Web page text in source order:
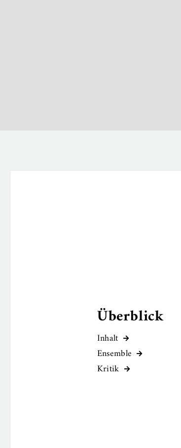
Überblick
Inhalt 
Ensemble 
Kritik 